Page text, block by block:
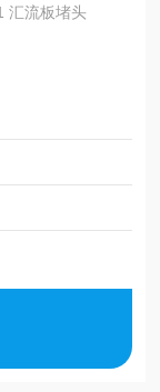
汇流板堵头